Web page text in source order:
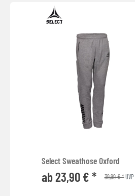
Select Sweathose Oxford
ab 23,90 € * 39,99 € *UVP